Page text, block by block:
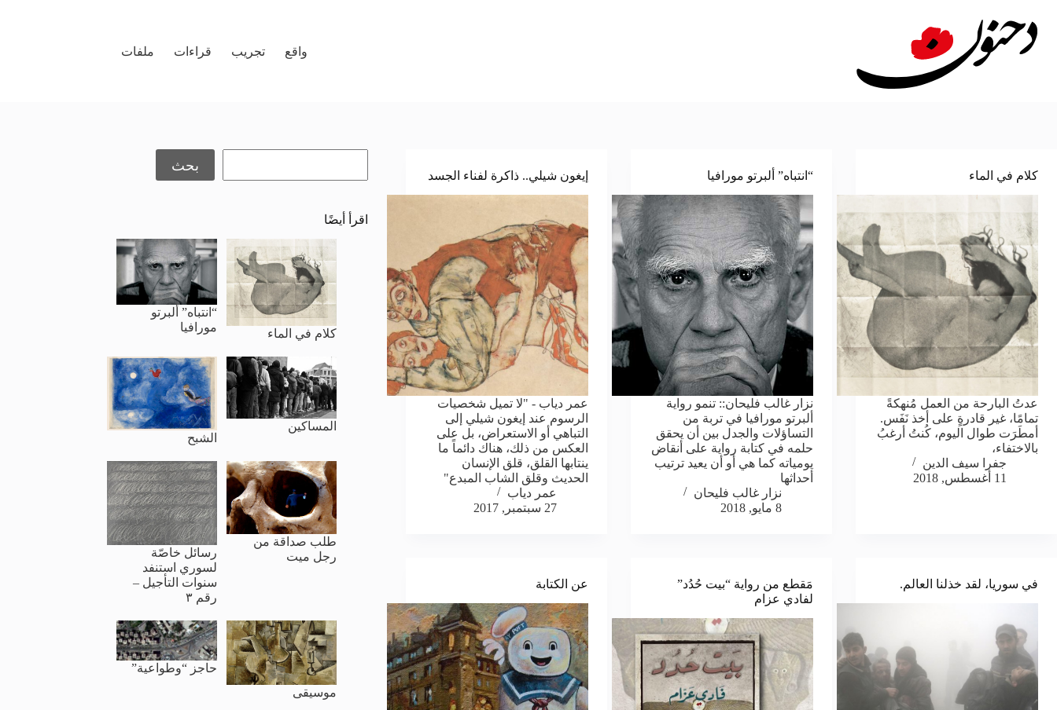
المحتوى
واقع
تجريب قراءات ملفات
كلام في الماء
عدتُ البارحة من العمل مُنهكةً
تمامًا، غير قادرةٍ على أخذ نَفَس.
أمطَرَت طوال اليوم، كُنتُ أرغبُ
بالاختفاء،
جفرا سيف الدين
11 أغسطس, 2018
“انتباه” ألبرتو مورافيا
نزار غالب فليحان:: تنمو رواية
ألبرتو مورافيا في تربة من
التساؤلات والجدل بين أن يحقق
حلمه في كتابة رواية على أنقاض
يومياته كما هي أو أن يعيد ترتيب
أحداثها
نزار غالب فليحان
8 مايو, 2018
إيغون شيلي.. ذاكرة لفناء الجسد
عمر دياب - "لا تميل شخصيات
الرسوم عند إيغون شيلي إلى
التباهي أو الاستعراض، بل على
العكس من ذلك، هناك دائماً ما
ينتابها القلق، قلق الإنسان
الحديث وقلق الشاب المبدع"
عمر دياب
27 سبتمبر, 2017
في سوريا، لقد خذلنا العالم.
مَقطع من رواية “بيت حُدُد”
لفادي عزام
عن الكتابة
بحث
اقرأ أيضًا
كلام في الماء
“انتباه” ألبرتو
مورافيا
المساكين
الشبح
طلب صداقة من
رجل ميت
رسائل خاصّة
لسوري استنفد
سنوات التأجيل –
رقم ٣
موسيقى
حاجز “وطواعية”